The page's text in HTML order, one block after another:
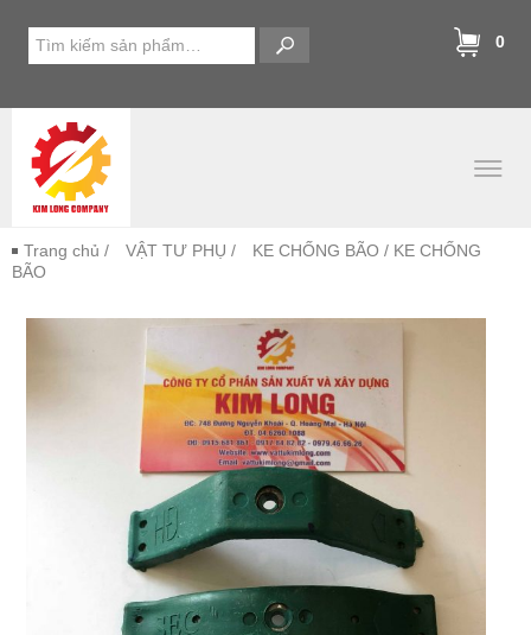
0
Trang chủ / VẬT TƯ PHỤ / KE CHỐNG BÃO / KE CHỐNG
BÃO